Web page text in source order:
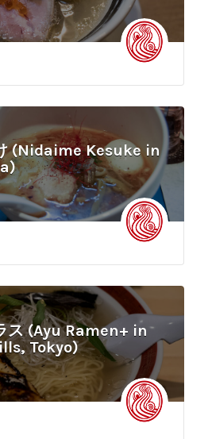
(Nidaime Kesuke in
ス (Ayu Ramen+ in
Tokyo)